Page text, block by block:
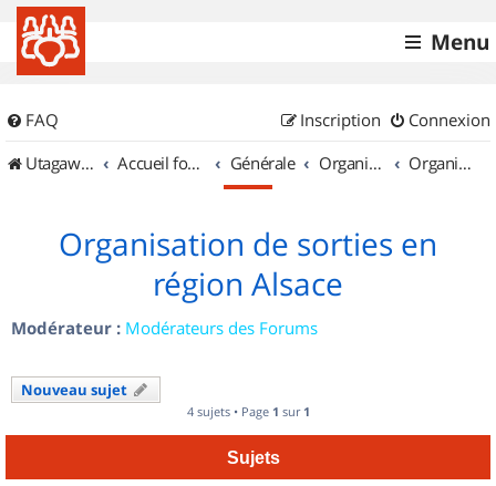
Menu
FAQ Connexion
Inscription
UtagawaVTT (Randos VTT et VTTAE avec traces GPS)
Accueil forum Générale Organisation de sorties & Recherche de partenaires Organisation de sorties en région Alsace
Organisation de sorties en
région Alsace
Modérateur : Modérateurs des Forums
Nouveau sujet
4 sujets • Page 1 sur 1
Sujets